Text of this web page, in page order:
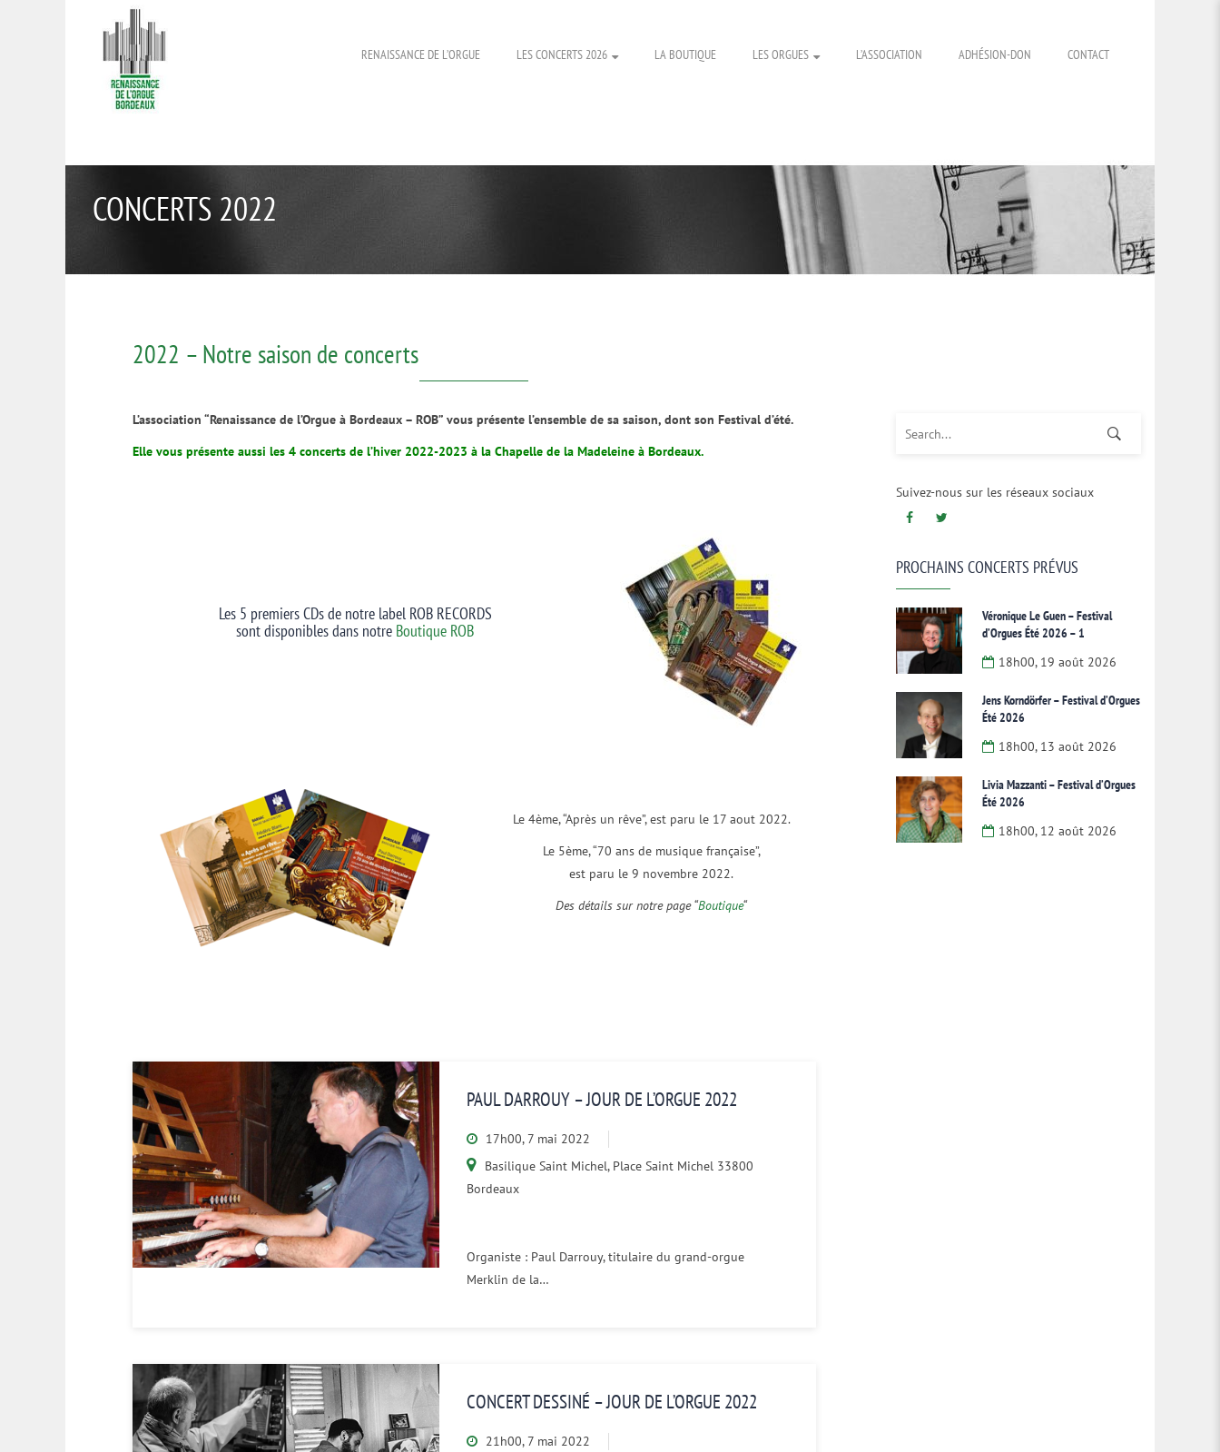
RENAISSANCE DE L’ORGUE LES CONCERTS 2026 LA BOUTIQUE LES ORGUES L’ASSOCIATION ADHÉSION-DON CONTACT
CONCERTS 2022
2022 – Notre saison de concerts
L’association “Renaissance de l’Orgue à Bordeaux – ROB” vous présente l’ensemble de sa saison, dont son Festival d’été.
Elle vous présente aussi les 4 concerts de l’hiver 2022-2023 à la Chapelle de la Madeleine à Bordeaux.
Les 5 premiers CDs de notre label ROB RECORDS
sont disponibles dans notre Boutique ROB
Le 4ème, “Après un rêve”, est paru le 17 aout 2022.
Le 5ème, “70 ans de musique française”,
est paru le 9 novembre 2022.
Des détails sur notre page “Boutique“
PAUL DARROUY – JOUR DE L’ORGUE 2022
17h00, 7 mai 2022
Basilique Saint Michel, Place Saint Michel 33800
Bordeaux
Organiste : Paul Darrouy, titulaire du grand-orgue
Merklin de la…
CONCERT DESSINÉ – JOUR DE L’ORGUE 2022
21h00, 7 mai 2022
Suivez-nous sur les réseaux sociaux
PROCHAINS CONCERTS PRÉVUS
Véronique Le Guen – Festival
d’Orgues Été 2026 – 1
18h00, 19 août 2026
Jens Korndörfer – Festival d’Orgues
Été 2026
18h00, 13 août 2026
Livia Mazzanti – Festival d’Orgues
Été 2026
18h00, 12 août 2026